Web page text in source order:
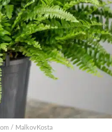
/ MalkovKosta